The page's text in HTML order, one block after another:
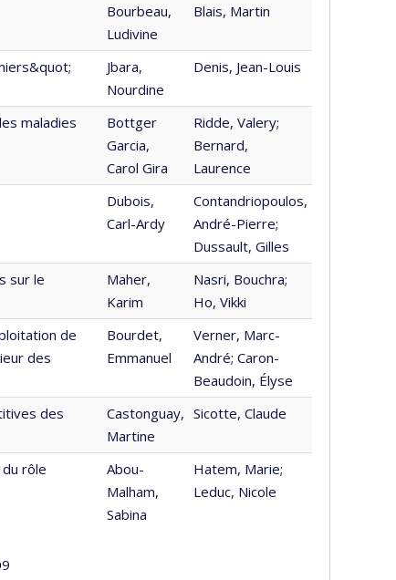
Bourbeau,
Ludivine
Blais, Martin
Jbara,
Nourdine
Denis, Jean-Louis
maladies
Bottger
Garcia,
Carol Gira
Ridde, Valery;
Bernard,
Laurence
Dubois,
Carl-Ardy
Contandriopoulos,
André-Pierre;
Dussault, Gilles
sur le
Maher,
Karim
Nasri, Bouchra;
Ho, Vikki
de
des
Bourdet,
Emmanuel
Verner, Marc-
André; Caron-
Beaudoin, Élyse
des
Castonguay,
Martine
Sicotte, Claude
du rôle
Abou-
Malham,
Sabina
Hatem, Marie;
Leduc, Nicole